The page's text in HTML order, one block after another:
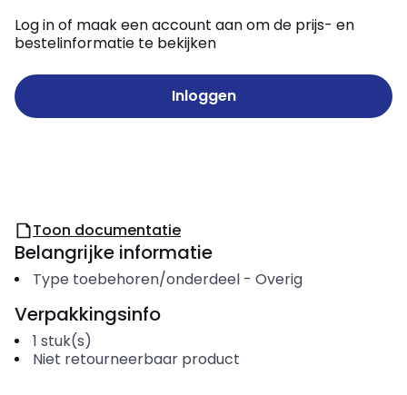
Log in of maak een account aan om de prijs- en
bestelinformatie te bekijken
Inloggen
Toon documentatie
Belangrijke informatie
Type toebehoren/onderdeel- Overig
Verpakkingsinfo
1 stuk(s)
Niet retourneerbaar product